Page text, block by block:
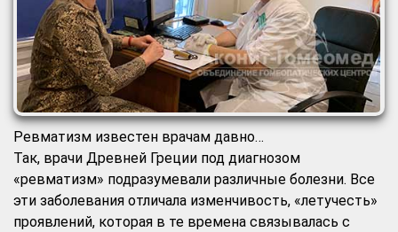
Ревматизм известен врачам давно…
Так, врачи Древней Греции под диагнозом
«ревматизм» подразумевали различные болезни. Все
эти заболевания отличала изменчивость, «летучесть»
проявлений, которая в те времена связывалась с